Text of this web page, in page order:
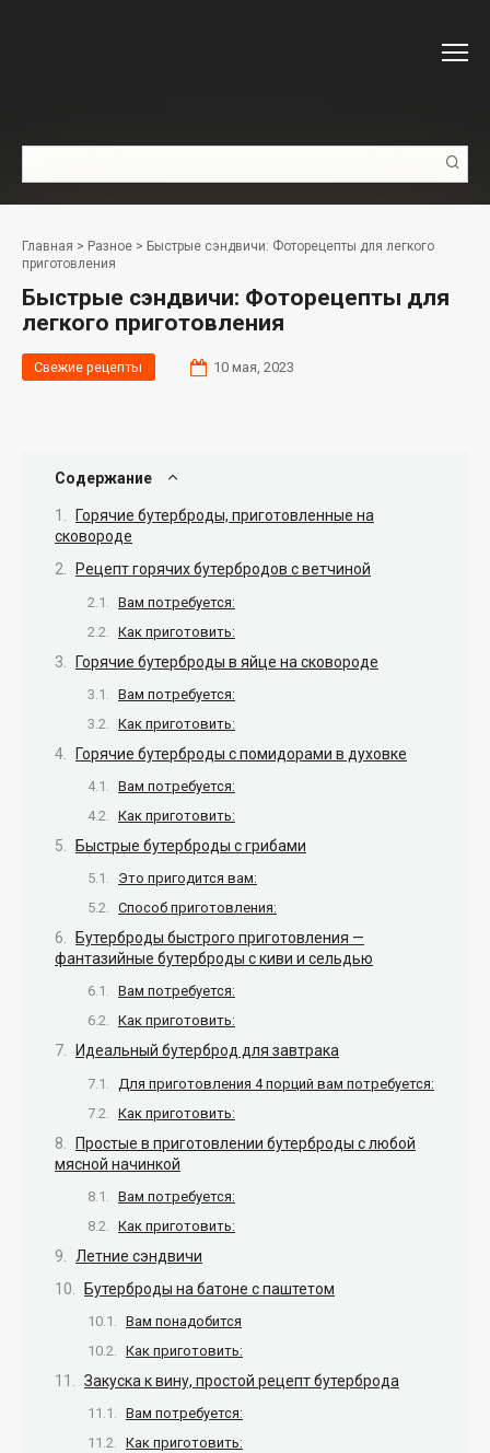
Главная > Разное > Быстрые сэндвичи: Фоторецепты для легкого
приготовления
Быстрые сэндвичи: Фоторецепты для
легкого приготовления
Свежие рецепты 10 мая, 2023
Содержание
Горячие бутерброды, приготовленные на
сковороде
Рецепт горячих бутербродов с ветчиной
Вам потребуется:
Как приготовить:
Горячие бутерброды в яйце на сковороде
Вам потребуется:
Как приготовить:
Горячие бутерброды с помидорами в духовке
Вам потребуется:
Как приготовить:
Быстрые бутерброды с грибами
Это пригодится вам:
Способ приготовления:
Бутерброды быстрого приготовления —
фантазийные бутерброды с киви и сельдью
Вам потребуется:
Как приготовить:
Идеальный бутерброд для завтрака
Для приготовления 4 порций вам потребуется:
Как приготовить:
Простые в приготовлении бутерброды с любой
мясной начинкой
Вам потребуется:
Как приготовить:
Летние сэндвичи
Бутерброды на батоне с паштетом
Вам понадобится
Как приготовить:
Закуска к вину, простой рецепт бутерброда
Вам потребуется:
Как приготовить: